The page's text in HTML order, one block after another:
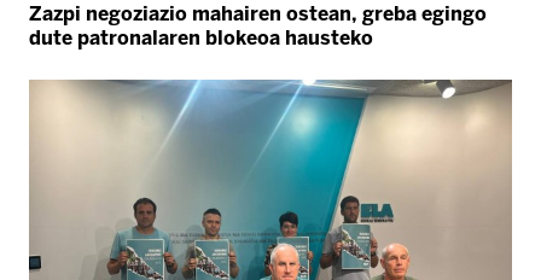
Zazpi negoziazio mahairen ostean, greba egingo
dute patronalaren blokeoa hausteko